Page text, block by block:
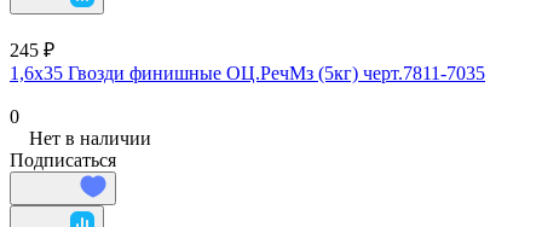
245 ₽
1,6х35 Гвозди финишные ОЦ.РечМз (5кг) черт.7811-7035
0
Нет в наличии
Подписаться